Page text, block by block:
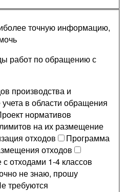
точную информацию,
работ по обращению с
производства и
в области обращения
нормативов
на их размещение
отходов
Программа
отходов
отходами 1-4 классов
не знаю, прошу
требуются